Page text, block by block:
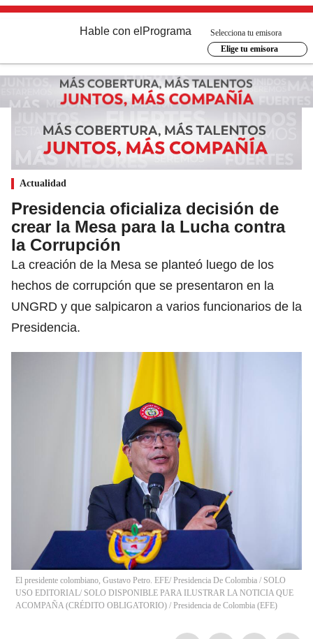
Hable con el Programa
Selecciona tu emisora
Elige tu emisora
Actualidad
Presidencia oficializa decisión de
crear la Mesa para la Lucha contra
la Corrupción
La creación de la Mesa se planteó luego de los
hechos de corrupción que se presentaron en la
UNGRD y que salpicaron a varios funcionarios de la
Presidencia.
El presidente colombiano, Gustavo Petro. EFE/ Presidencia De Colombia / SOLO
USO EDITORIAL/ SOLO DISPONIBLE PARA ILUSTRAR LA NOTICIA QUE
ACOMPAÑA (CRÉDITO OBLIGATORIO) / Presidencia de Colombia (EFE)